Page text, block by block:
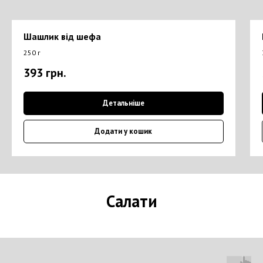
Шашлик від шефа
250 г
393 грн.
Детальніше
Додати у кошик
Салати